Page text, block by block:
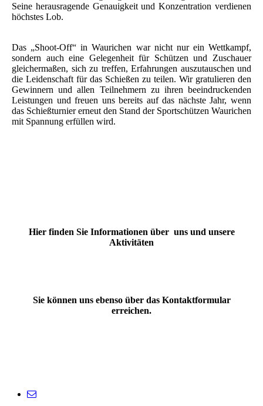
Seine herausragende Genauigkeit und Konzentration verdienen
höchstes Lob.
Das „Shoot-Off“ in Waurichen war nicht nur ein Wettkampf,
sondern auch eine Gelegenheit für Schützen und Zuschauer
gleichermaßen, sich zu treffen, Erfahrungen auszutauschen und
die Leidenschaft für das Schießen zu teilen. Wir gratulieren den
Gewinnern und allen Teilnehmern zu ihren beeindruckenden
Leistungen und freuen uns bereits auf das nächste Jahr, wenn
das Schießturnier erneut den Stand der Sportschützen Waurichen
mit Spannung erfüllen wird.
Hier finden Sie Informationen über uns und unsere
Aktivitäten
Sie können uns ebenso über das Kontaktformular
erreichen.